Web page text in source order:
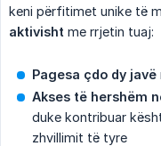
keni përfitimet unike të
aktivisht me rrjetin tuaj:
Pagesa çdo dy javë
Akses të hershëm
duke kontribuar
zhvillimit të tyre